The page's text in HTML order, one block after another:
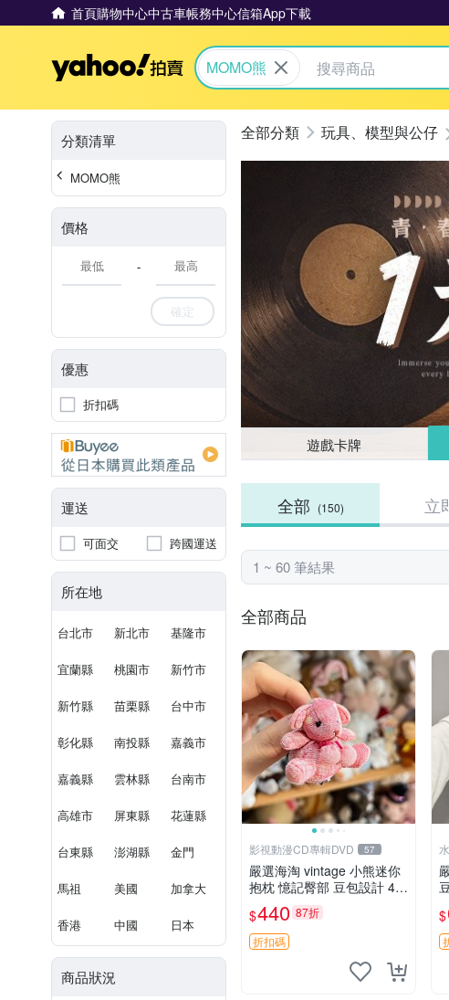
首頁購物中心中古車帳務中心信箱App下載
Yahoo拍賣
MOMO熊
分類清單
MOMO熊
價格
-
確定
優惠
折扣碼
運送
可面交 跨國運送
所在地
台北市 新北市 基隆市
宜蘭縣 桃園市 新竹市
新竹縣 苗栗縣 台中市
彰化縣 南投縣 嘉義市
嘉義縣 雲林縣 台南市
高雄市 屏東縣 花蓮縣
台東縣 澎湖縣 金門
馬祖 美國 加拿大
香港 中國 日本
商品狀況
玩具、模型與公仔
遊戲卡牌
全部 (150) 立
1 ~ 60 筆結果
全部商品
影視動漫CD專輯DVD 57
嚴選海淘 vintage 小熊迷你
抱枕 憶記臀部 豆包設計 4c
m 高 推薦收藏 迷你豆包小
熊、高臀部、豆袋抱枕
$440 87折
折扣碼
$